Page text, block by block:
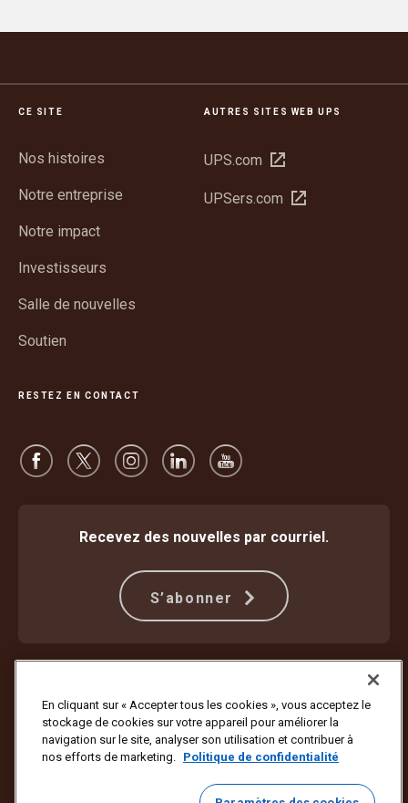
CE SITE
Nos histoires
Notre entreprise
Notre impact
Investisseurs
Salle de nouvelles
Soutien
AUTRES SITES WEB UPS
UPS.com Ouvrir
une
UPSers.com Ouvrir
RESTEZ EN CONTACT
Recevez des nouvelles par courriel.
S’abonner
Paramètres des témoins
Plan d’accessibilité et rapport d’étape
Copyright ©1994 – 2026 United Parcel Service of America, Inc. Tous
droits réservés. Vous ne voulez plus recevoir de mises à jour par
Se désabonner ici
En cliquant sur « Accepter tous les cookies », vous acceptez le
stockage de cookies sur votre appareil pour améliorer la
navigation sur le site, analyser son utilisation et contribuer à
nos efforts de marketing. Politique de confidentialité